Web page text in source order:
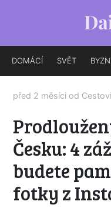
DOMÁCÍ SVĚT
před 2 měsíci od
Česku: 4
budete
fotky z